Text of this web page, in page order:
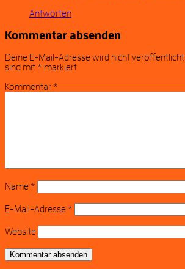
Antworten
Kommentar absenden
Deine E-Mail-Adresse wird nicht veröffentlicht.
sind mit* markiert
Kommentar*
Name*
E-Mail-Adresse*
Website